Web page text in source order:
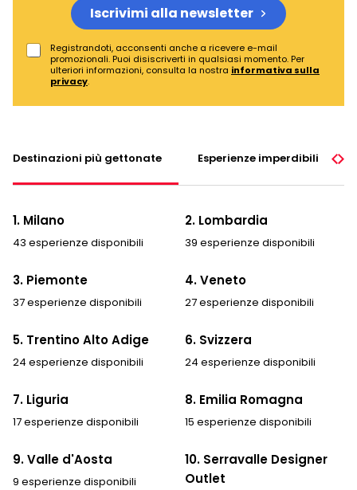
Registrandoti, acconsenti anche a ricevere e-mail
promozionali. Puoi disiscriverti in qualsiasi momento. Per
ulteriori informazioni, consulta la nostra informativa sulla
privacy.
Iscrivimi alla newsletter
Destinazioni più gettonate Esperienze imperdibili
1. Milano
43 esperienze disponibili
2. Lombardia
39 esperienze disponibili
3. Piemonte
37 esperienze disponibili
4. Veneto
27 esperienze disponibili
5. Trentino Alto Adige
24 esperienze disponibili
6. Svizzera
24 esperienze disponibili
7. Liguria
17 esperienze disponibili
8. Emilia Romagna
15 esperienze disponibili
9. Valle d'Aosta
9 esperienze disponibili
10. Serravalle Designer
Outlet